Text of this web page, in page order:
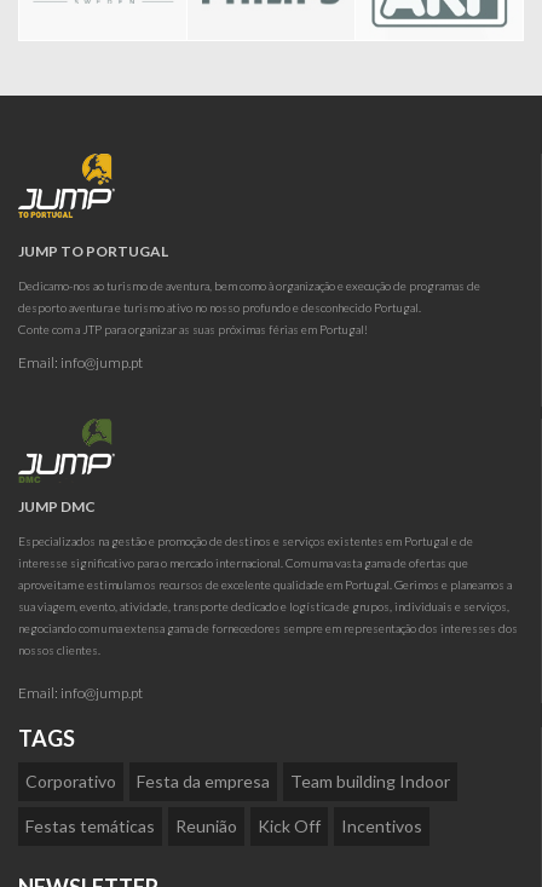
JUMP TO PORTUGAL
Dedicamo-nos ao turismo de aventura, bem como à organização e execução de programas de
desporto aventura e turismo ativo no nosso profundo e desconhecido Portugal.
Conte com a JTP para organizar as suas próximas férias em Portugal!
Email: info@jump.pt
JUMP DMC
Especializados na gestão e promoção de destinos e serviços existentes em Portugal e de
interesse significativo para o mercado internacional. Com uma vasta gama de ofertas que
aproveitam e estimulam os recursos de excelente qualidade em Portugal. Gerimos e planeamos a
sua viagem, evento, atividade, transporte dedicado e logística de grupos, individuais e serviços,
negociando com uma extensa gama de fornecedores sempre em representação dos interesses dos
nossos clientes.
Email: info@jump.pt
TAGS
Corporativo Festa da empresa Team building Indoor
Festas temáticas Reunião Kick Off Incentivos